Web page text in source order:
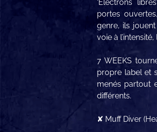
‘Electrons
portes
genre, ils
voie à
7 WEEKS
propre label et
menés partout
différents.
✘ Muff Diver